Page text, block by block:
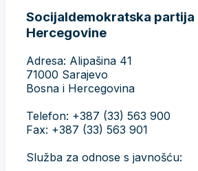
Socijaldemokratska partija
Hercegovine
Adresa: Alipašina 41
71000 Sarajevo
Bosna i Hercegovina
Telefon: +387 (33) 563 900
Fax: +387 (33) 563 901
Služba za odnose s javnošću: